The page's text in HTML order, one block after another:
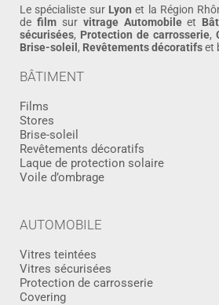
Le spécialiste sur Lyon et la Région
de filmsur vitrage Automobileet
sécurisées, Protection de carrosserie,
Brise-soleil , Revêtements décoratifset
BÂTIMENT
Films
Stores
Brise-soleil
Revêtements décoratifs
Laque de protection solaire
Voile d’ombrage
AUTOMOBILE
Vitres teintées
Vitres sécurisées
Protection de carrosserie
Covering